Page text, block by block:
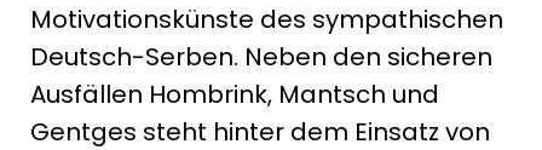
Motivationskünste des sympathischen
Deutsch-Serben. Neben den sicheren
Ausfällen Hombrink, Mantsch und
Gentges steht hinter dem Einsatz von